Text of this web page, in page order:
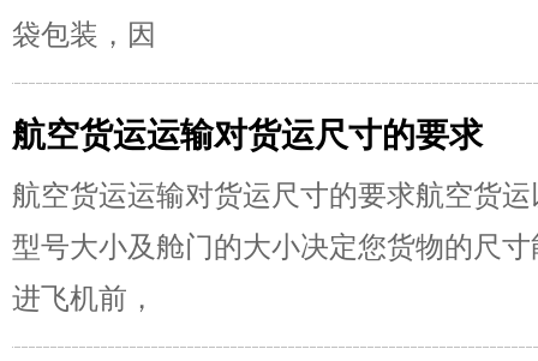
袋包装，因
航空货运运输对货运尺寸的要求
航空货运运输对货运尺寸的要求航空货
型号大小及舱门的大小决定您货物的尺
进飞机前，